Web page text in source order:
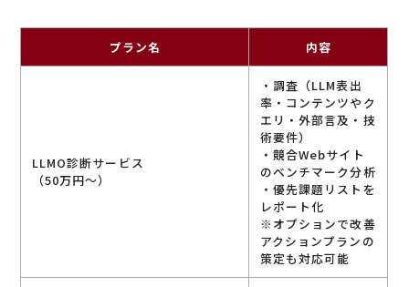
プラン名 内容
LLMO診断サービス
（50万円～）
・調査（LLM表出
率・コンテンツやク
エリ・外部言及・技
術要件）
・競合Webサイト
のベンチマーク分析
・優先課題リストを
レポート化
※オプションで改善
アクションプランの
策定も対応可能